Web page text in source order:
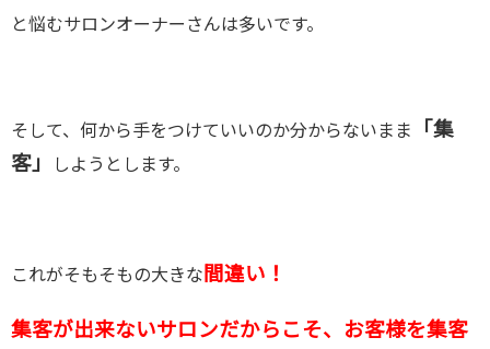
と悩むサロンオーナーさんは多いです。
そして、何から手をつけていいのか分からないまま
「集
客」
しようとします。
これがそもそもの大きな 間違い！
集客が出来ないサロンだからこそ、お客様を集客